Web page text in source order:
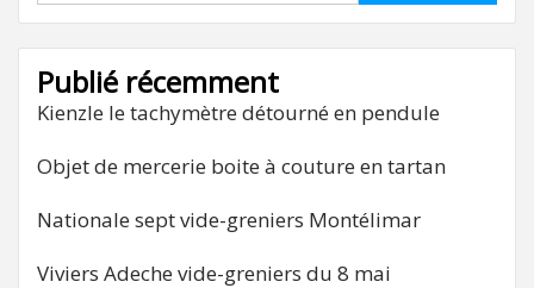
Publié récemment
Kienzle le tachymètre détourné en pendule
Objet de mercerie boite à couture en tartan
Nationale sept vide-greniers Montélimar
Viviers Adeche vide-greniers du 8 mai